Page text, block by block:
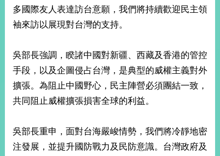
與
地
國
際
傳
播
資
訊
公
多國際友人表達訪台意願，我們將持續歡迎民主領
袖來訪以展現對台灣的支持。
吳部長強調，睽諸中國對新疆、西藏及香港的管控
手段，以及企圖侵占台灣，是典型的威權主義對外
擴張。為阻止中國野心，民主陣營必須團結一致，
共同阻止威權擴張損害全球的利益。
吳部長重申，面對台海嚴峻情勢，我們將冷靜地密
注發展，並提升國防戰力及民防意識。台灣政府及